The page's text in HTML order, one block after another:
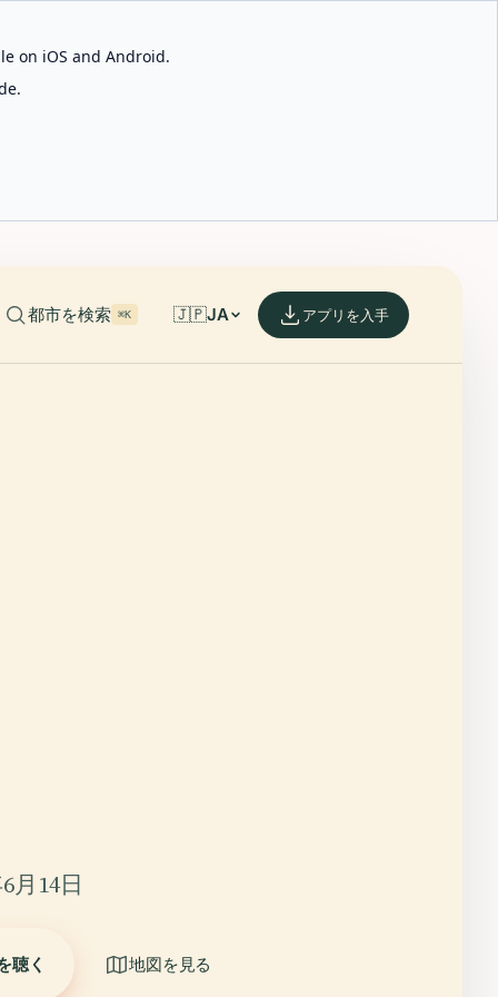
on iOS and Android.
都市を検索 ⌘K 🇯🇵JA アプリを入手
月14日
聴く 地図を見る